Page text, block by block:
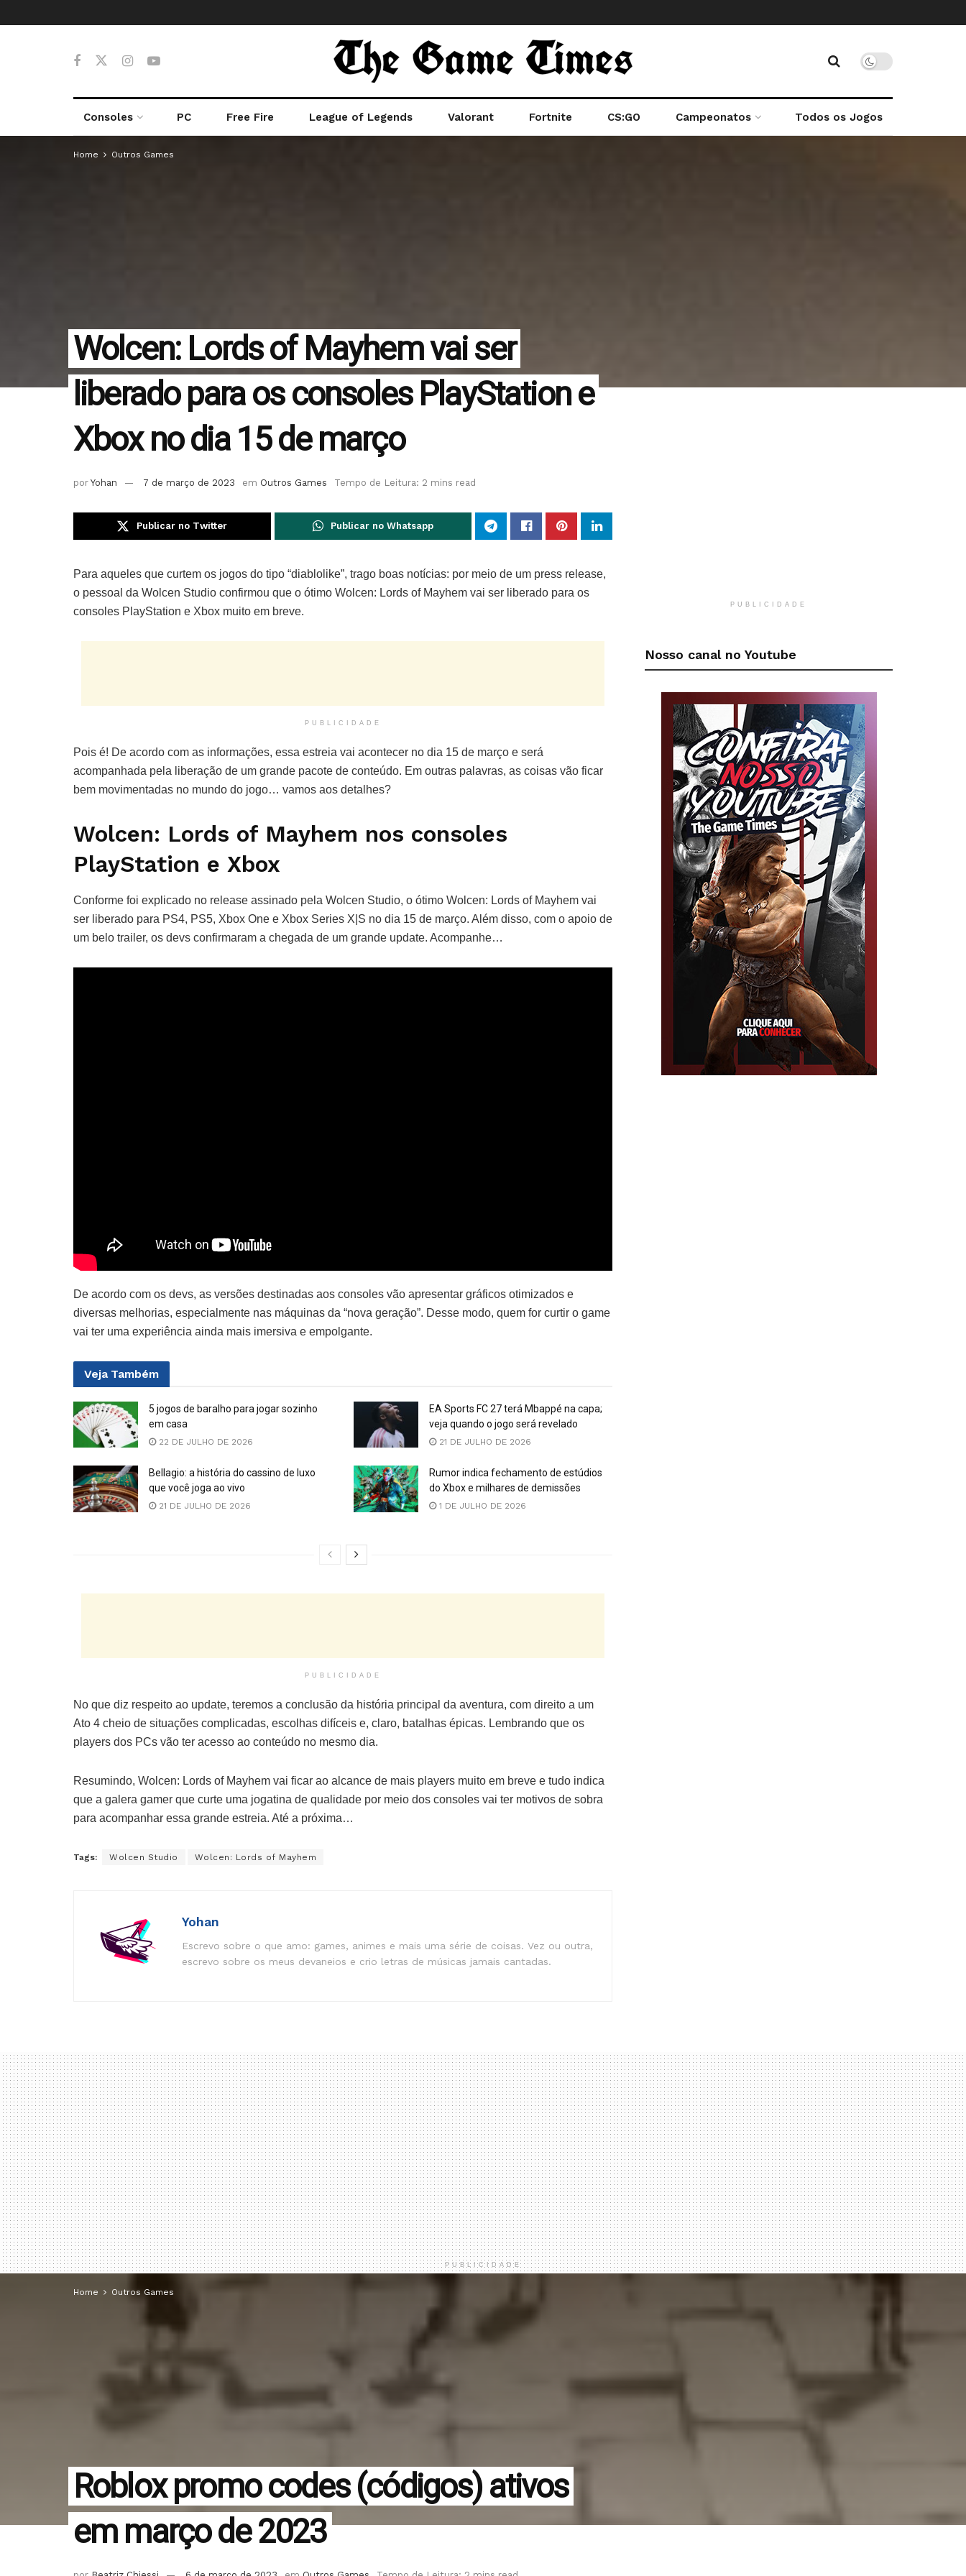
Consoles PC Free Fire League of Legends Valorant Fortnite CS:GO Campeonatos Todos os Jogos
Home Outros Games
Wolcen: Lords of Mayhem vai ser
liberado para os consoles PlayStation e
Xbox no dia 15 de março
por Yohan 7 de março de 2023 em Outros Games Tempo de Leitura: 2 mins read
Publicar no Twitter Publicar no Whatsapp
Para aqueles que curtem os jogos do tipo “diablolike”, trago boas notícias: por meio de um press release,
o pessoal da Wolcen Studio confirmou que o ótimo Wolcen: Lords of Mayhem vai ser liberado para os
consoles PlayStation e Xbox muito em breve.
PUBLICIDADE
Pois é! De acordo com as informações, essa estreia vai acontecer no dia 15 de março e será
acompanhada pela liberação de um grande pacote de conteúdo. Em outras palavras, as coisas vão ficar
bem movimentadas no mundo do jogo… vamos aos detalhes?
Wolcen: Lords of Mayhem nos consoles
PlayStation e Xbox
Conforme foi explicado no release assinado pela Wolcen Studio, o ótimo Wolcen: Lords of Mayhem vai
ser liberado para PS4, PS5, Xbox One e Xbox Series X|S no dia 15 de março. Além disso, com o apoio de
um belo trailer, os devs confirmaram a chegada de um grande update. Acompanhe…
De acordo com os devs, as versões destinadas aos consoles vão apresentar gráficos otimizados e
diversas melhorias, especialmente nas máquinas da “nova geração”. Desse modo, quem for curtir o game
vai ter uma experiência ainda mais imersiva e empolgante.
Veja Também
5 jogos de baralho para jogar sozinho
em casa
22 DE JULHO DE 2026
EA Sports FC 27 terá Mbappé na capa;
veja quando o jogo será revelado
21 DE JULHO DE 2026
Bellagio: a história do cassino de luxo
que você joga ao vivo
21 DE JULHO DE 2026
Rumor indica fechamento de estúdios
do Xbox e milhares de demissões
1 DE JULHO DE 2026
PUBLICIDADE
No que diz respeito ao update, teremos a conclusão da história principal da aventura, com direito a um
Ato 4 cheio de situações complicadas, escolhas difíceis e, claro, batalhas épicas. Lembrando que os
players dos PCs vão ter acesso ao conteúdo no mesmo dia.
Resumindo, Wolcen: Lords of Mayhem vai ficar ao alcance de mais players muito em breve e tudo indica
que a galera gamer que curte uma jogatina de qualidade por meio dos consoles vai ter motivos de sobra
para acompanhar essa grande estreia. Até a próxima…
Tags: Wolcen Studio Wolcen: Lords of Mayhem
Yohan
Escrevo sobre o que amo: games, animes e mais uma série de coisas. Vez ou outra,
escrevo sobre os meus devaneios e crio letras de músicas jamais cantadas.
PUBLICIDADE
Nosso canal no Youtube
PUBLICIDADE
Home Outros Games
Roblox promo codes (códigos) ativos
em março de 2023